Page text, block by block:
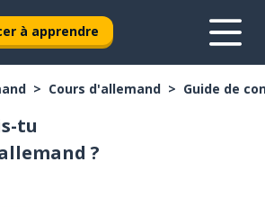
à apprendre
Cours d'allemand Guide de
tu
?